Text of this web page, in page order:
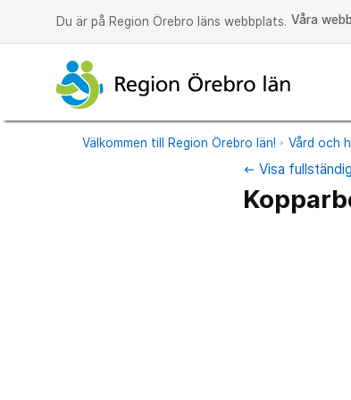
Du är på Region Örebro läns webbplats. Våra
Välkommen till Region Örebro län! Vård och
keyboard_backspace Visa